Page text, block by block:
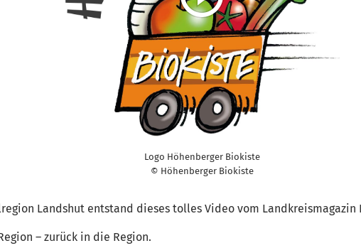
Logo Höhenberger Biokiste
© Höhenberger Biokiste
Landshut entstand dieses tolles Video vom Landkreismagazin
– zurück in die Region.